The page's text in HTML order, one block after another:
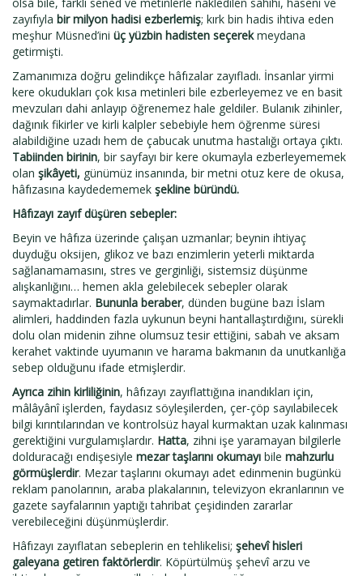
zayıfıyla bir milyon hadisi ezberlemiş; kırk bin hadis ihtiva eden
meşhur Müsned’ini üç yüzbin hadisten seçerekmeydana
getirmişti.
Zamanımıza doğru gelindikçe hâfızalar zayıfladı. İnsanlar yirmi
kere okudukları çok kısa metinleri bile ezberleyemez ve en basit
mevzuları dahi anlayıp öğrenemez hale geldiler. Bulanık zihinler,
dağınık fikirler ve kirli kalpler sebebiyle hem öğrenme süresi
alabildiğine uzadı hem de çabucak unutma hastalığı ortaya çıktı.
Tabiinden birinin, bir sayfayı bir kere okumayla ezberleyememek
olan şikâyeti, günümüz insanında, bir metni otuz kere de okusa,
hâfızasına kaydedememek şekline büründü.
Hâfızayı zayıf düşüren sebepler:
Beyin ve hâfıza üzerinde çalışan uzmanlar; beynin ihtiyaç
duyduğu oksijen, glikoz ve bazı enzimlerin yeterli miktarda
sağlanamamasını, stres ve gerginliği, sistemsiz düşünme
alışkanlığını… hemen akla gelebilecek sebepler olarak
saymaktadırlar. Bununla beraber, dünden bugüne bazı İslam
alimleri, haddinden fazla uykunun beyni hantallaştırdığını, sürekli
dolu olan midenin zihne olumsuz tesir ettiğini, sabah ve aksam
kerahet vaktinde uyumanın ve harama bakmanın da unutkanlığa
sebep olduğunu ifade etmişlerdir.
Ayrıca zihin kirliliğinin, hâfızayı zayıflattığına inandıkları için,
mâlâyânî işlerden, faydasız söyleşilerden, çer-çöp sayılabilecek
bilgi kırıntılarından ve kontrolsüz hayal kurmaktan uzak kalınması
gerektiğini vurgulamışlardır. Hatta, zihni işe yaramayan bilgilerle
dolduracağı endişesiyle mezar taşlarını okumayı bile mahzurlu
görmüşlerdir. Mezar taşlarını okumayı adet edinmenin bugünkü
reklam panolarının, araba plakalarının, televizyon ekranlarının ve
gazete sayfalarının yaptığı tahribat çeşidinden zararlar
verebileceğini düşünmüşlerdir.
Hâfızayı zayıflatan sebeplerin en tehlikelisi; şehevî hisleri
galeyana getiren faktörlerdir. Köpürtülmüş şehevî arzu ve